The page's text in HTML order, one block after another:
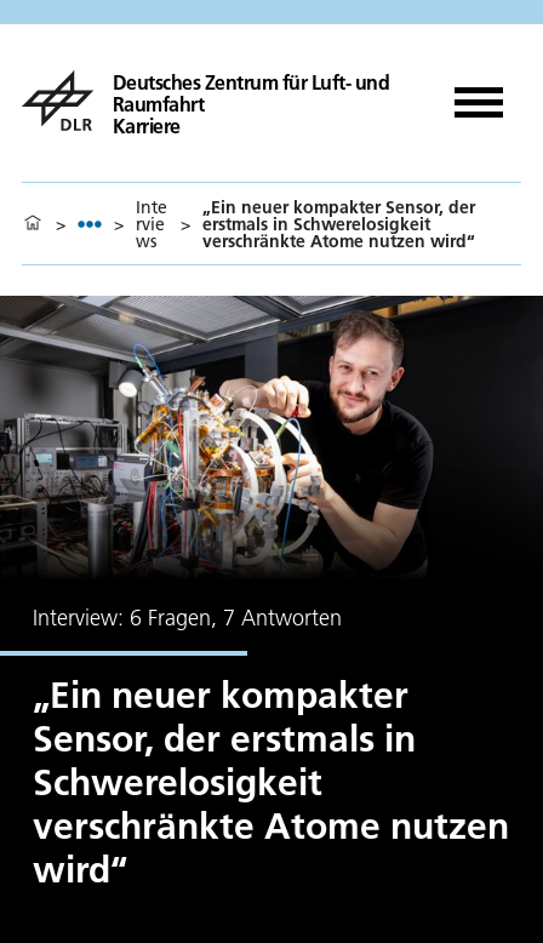
Deutsches Zentrum für Luft- und
Raumfahrt
Karriere
> >
Inte
rvie
ws
>
„Ein neuer kompakter Sensor, der
erstmals in Schwerelosigkeit
verschränkte Atome nutzen wird“
Interview: 6 Fragen, 7 Antworten
„Ein neuer kompakter
Sensor, der erstmals in
Schwerelosigkeit
verschränkte Atome nutzen
wird“